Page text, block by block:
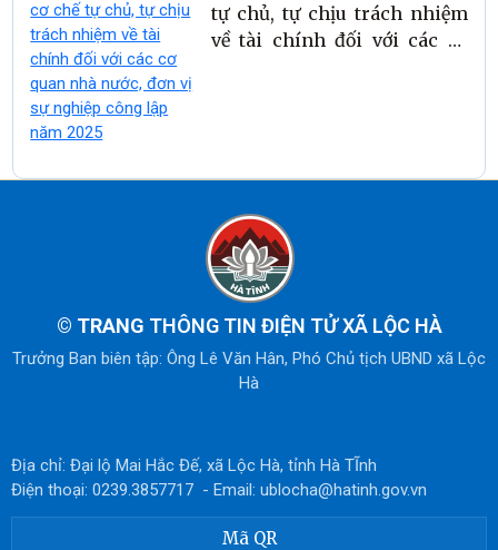
tự chủ, tự chịu trách nhiệm
về tài chính đối với các cơ
© TRANG THÔNG TIN ĐIỆN TỬ XÃ LỘC HÀ
Trưởng Ban biên tập: Ông Lê Văn Hân, Phó Chủ tịch UBND xã Lộc
Hà
Địa chỉ: Đại lộ Mai Hắc Đế, xã Lộc Hà, tỉnh Hà TĨnh
Điện thoại: 0239.3857717 - Email: ublocha@hatinh.gov.vn
Mã QR